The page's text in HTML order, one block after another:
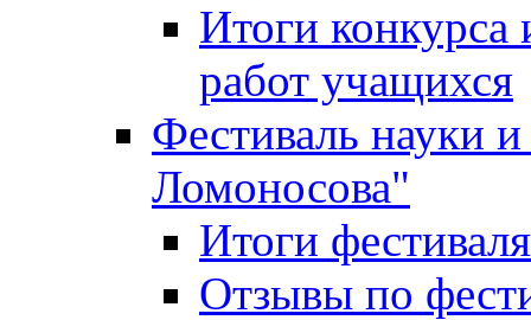
Итоги конкурса
работ учащихся
Фестиваль науки
Ломоносова"
Итоги фестиваля
Отзывы по